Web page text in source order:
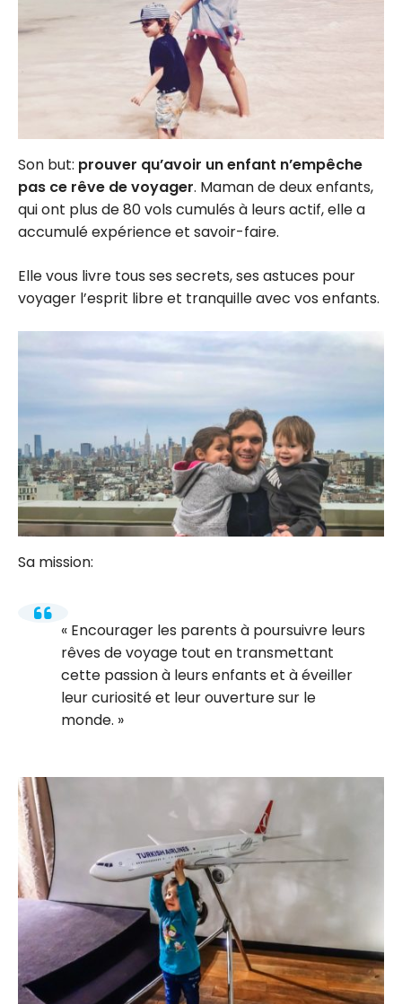
Son but: prouver qu’avoir un enfant n’empêche
pas ce rêve de voyager. Maman de deux enfants,
qui ont plus de 80 vols cumulés à leurs actif, elle a
accumulé expérience et savoir-faire.
Elle vous livre tous ses secrets, ses astuces pour
voyager l’esprit libre et tranquille avec vos enfants.
Sa mission:
Encourager les parents à poursuivre leurs
rêves de voyage tout en transmettant
cette passion à leurs enfants et à éveiller
leur curiosité et leur ouverture sur le
monde.